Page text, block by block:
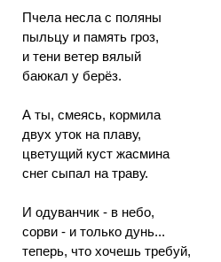
Пчела несла с поляны
пыльцу и память гроз,
и тени ветер вялый
баюкал у берёз.
А ты, смеясь, кормила
двух уток на плаву,
цветущий куст жасмина
снег сыпал на траву.
И одуванчик - в небо,
сорви - и только дунь...
теперь, что хочешь требуй,